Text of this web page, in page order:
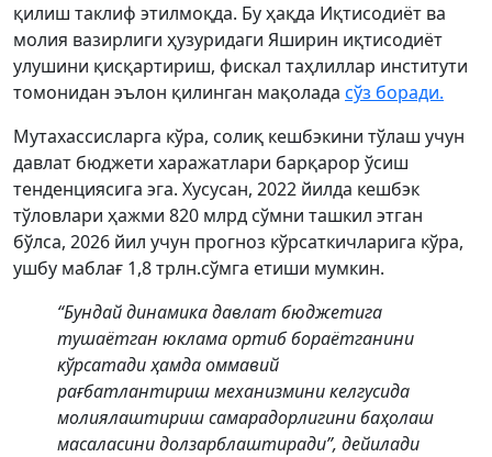
қилиш таклиф этилмоқда. Бу ҳақда Иқтисодиёт ва
молия вазирлиги ҳузуридаги Яширин иқтисодиёт
улушини қисқартириш, фискал таҳлиллар институти
томонидан эълон қилинган мақолада сўз боради.
Мутахассисларга кўра, солиқ кешбэкини тўлаш учун
давлат бюджети харажатлари барқарор ўсиш
тенденциясига эга. Хусусан, 2022 йилда кешбэк
тўловлари ҳажми 820 млрд сўмни ташкил этган
бўлса, 2026 йил учун прогноз кўрсаткичларига кўра,
ушбу маблағ 1,8 трлн.сўмга етиши мумкин.
“Бундай динамика давлат бюджетига
тушаётган юклама ортиб бораётганини
кўрсатади ҳамда оммавий
рағбатлантириш механизмини келгусида
молиялаштириш самарадорлигини баҳолаш
масаласини долзарблаштиради”, дейилади